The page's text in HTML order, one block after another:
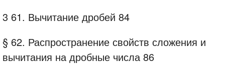
3 61. Вычитание дробей 84
§ 62. Распространение свойств сложения и
вычитания на дробные числа 86